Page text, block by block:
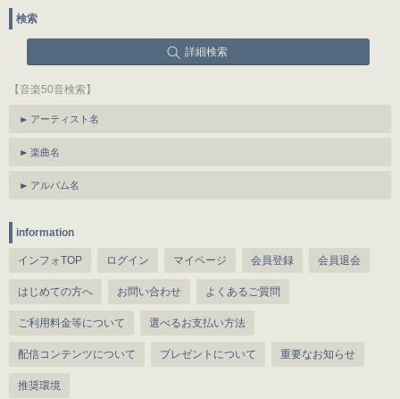
検索
詳細検索
【音楽50音検索】
アーティスト名
楽曲名
アルバム名
information
インフォTOP ログイン マイページ 会員登録 会員退会
はじめての方へ お問い合わせ よくあるご質問
ご利用料金等について 選べるお支払い方法
配信コンテンツについて プレゼントについて 重要なお知らせ
推奨環境